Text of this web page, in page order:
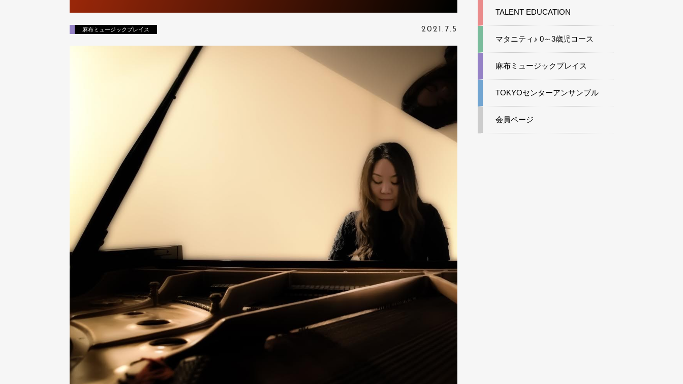
麻布ミュージックプレイス 2021.7.5
TALENT EDUCATION
マタニティ♪ 0～3歳児コース
麻布ミュージックプレイス
TOKYOセンターアンサンブル
会員ページ